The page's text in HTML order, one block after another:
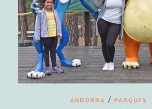
ANDORRA / PARQUES